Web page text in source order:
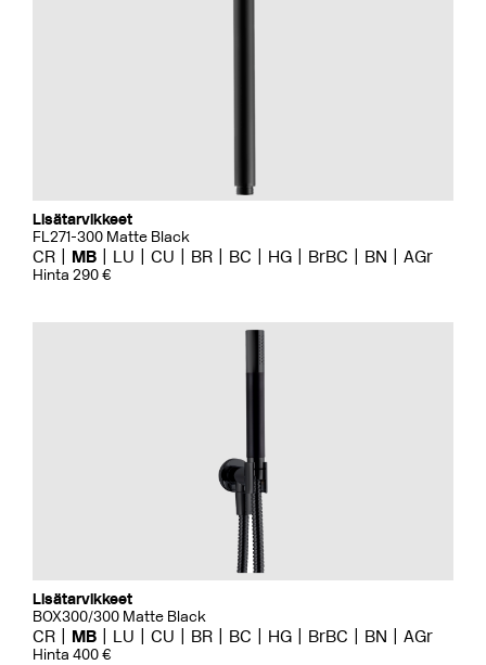
Lisätarvikkeet
FL271-300 Matte Black
CR MB LU CU BR BC HG BrBC BN AGr
Hinta 290 €
Lisätarvikkeet
BOX300/300 Matte Black
CR MB LU CU BR BC HG BrBC BN AGr
Hinta 400 €